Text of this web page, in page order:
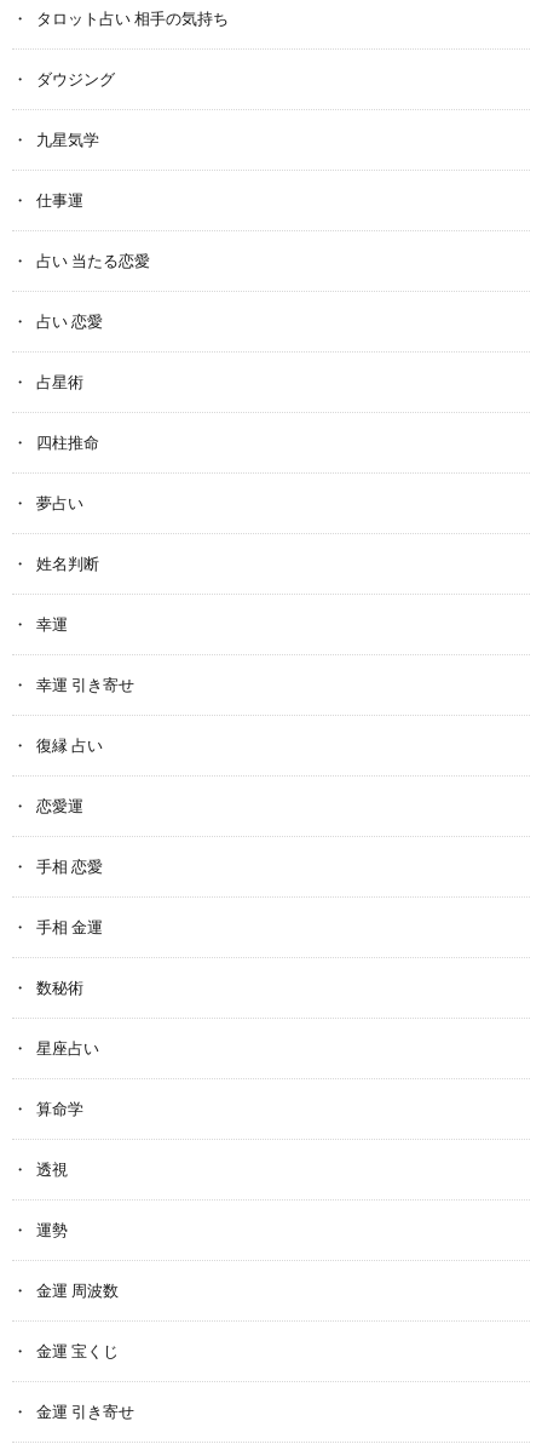
タロット占い 相手の気持ち
ダウジング
九星気学
仕事運
占い 当たる恋愛
占い 恋愛
占星術
四柱推命
夢占い
姓名判断
幸運
幸運 引き寄せ
復縁 占い
恋愛運
手相 恋愛
手相 金運
数秘術
星座占い
算命学
透視
運勢
金運 周波数
金運 宝くじ
金運 引き寄せ